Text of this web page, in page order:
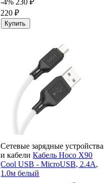
220 ₽
Купить
Сетевые зарядные устройства
и кабели Кабель Hoco X90
Cool USB - MicroUSB, 2.4A,
1.0м белый